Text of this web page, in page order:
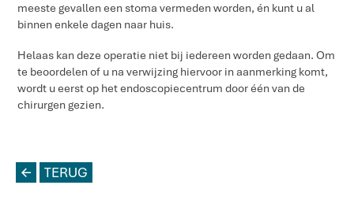
meeste gevallen een stoma vermeden worden, én kunt u al
binnen enkele dagen naar huis.
Helaas kan deze operatie niet bij iedereen worden gedaan. Om
te beoordelen of u na verwijzing hiervoor in aanmerking komt,
wordt u eerst op het endoscopiecentrum door één van de
chirurgen gezien.
L TERUG